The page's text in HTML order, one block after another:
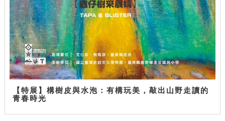
【特展】構樹皮與水泡：有構玩美，敲出山野走讀的
青春時光